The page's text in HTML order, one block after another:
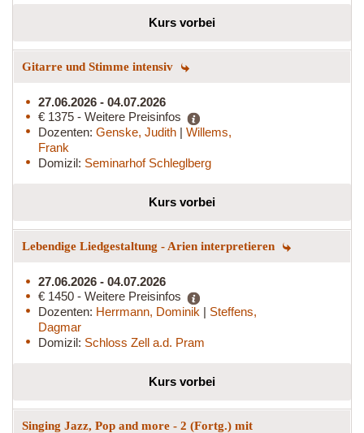
Kurs vorbei
Gitarre und Stimme intensiv
27.06.2026 - 04.07.2026
€ 1375 - Weitere Preisinfos
Dozenten: Genske, Judith | Willems,
Frank
Domizil: Seminarhof Schleglberg
Kurs vorbei
Lebendige Liedgestaltung - Arien interpretieren
27.06.2026 - 04.07.2026
€ 1450 - Weitere Preisinfos
Dozenten: Herrmann, Dominik | Steffens,
Dagmar
Domizil: Schloss Zell a.d. Pram
Kurs vorbei
Singing Jazz, Pop and more - 2 (Fortg.) mit